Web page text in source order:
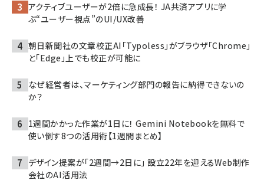
アクティブユーザーが2倍に急成長！ JA共済アプリに学
ぶ“ユーザー視点”のUI/UX改善
朝日新聞社の文章校正AI「Typoless」がブラウザ「Chrome」
と「Edge」上でも校正が可能に
なぜ経営者は、マーケティング部門の報告に納得できないの
か？
1週間かかった作業が1日に！ Gemini Notebookを無料で
使い倒す8つの活用術【1週間まとめ】
デザイン提案が「2週間→2日に」 設立22年を迎えるWeb制作
会社のAI活用法